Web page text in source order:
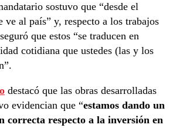
sostuvo que “desde el
al país” y, respecto a los trabajos
que estos “se traducen en
cotidiana que ustedes (las y los
destacó que las obras desarrolladas
evidencian que “estamos dando un
correcta respecto a la inversión en